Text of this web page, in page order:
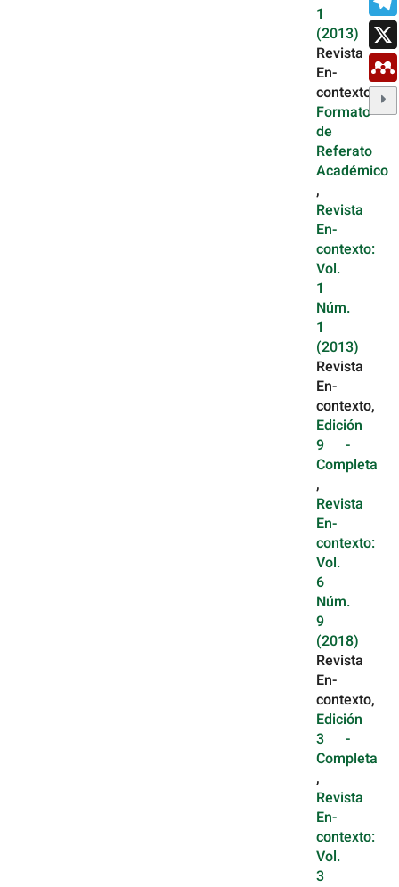
1
(2013)
Revista
En-
contexto,
Formato
de
Referato
Académico
,
Revista
En-
contexto:
Vol.
1
Núm.
1
(2013)
Revista
En-
contexto,
Edición
9 -
Completa
,
Revista
En-
contexto:
Vol.
6
Núm.
9
(2018)
Revista
En-
contexto,
Edición
3 -
Completa
,
Revista
En-
contexto:
Vol.
3